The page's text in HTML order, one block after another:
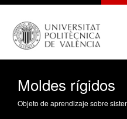
Moldes rígidos